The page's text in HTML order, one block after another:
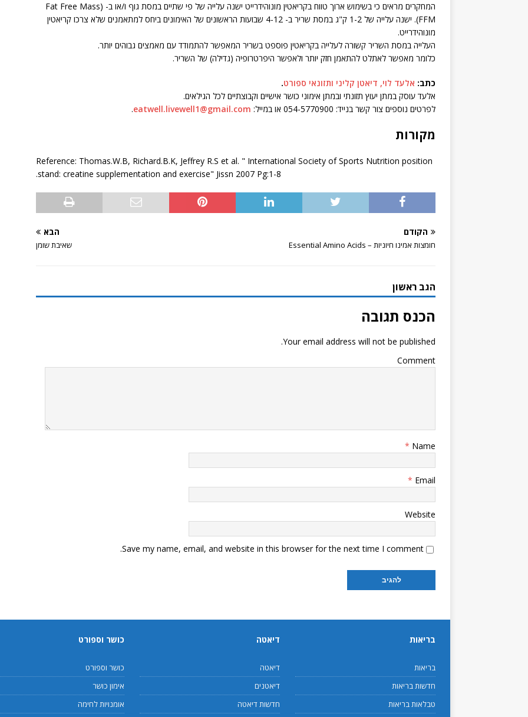
המחקרים מראים כי בשימוש ארוך טווח בקריאטין מונוהידרייט ישנה עלייה של פי שתיים במסת גוף ו/או ב- Fat Free Mass)
FFM). ישנה עלייה של 1-2 ק"ג במסת שריר ב- 4-12 שבועות הראשונים של האימונים ביחס למתאמנים שלא צרכו קריאטין
מונוהידרייט.
העלייה במסת השריר קשורה לעלייה בקריאטין פוספט בשריר המאפשר להתמודד עם מאמצים גבוהים יותר.
כלומר מאפשר לאתלט להתאמן חזק יותר ולאפשר היפרטרופיה (גדילה) של השריר.
כתב: אלעד לוי, דיאטן קליני ותזונאי ספורט.
אלעד עוסק במתן יעוץ תזונתי ובמתן אימוני כושר אישיים וקבוצתיים לכל הגילאים.
לפרטים נוספים צור קשר בנייד: 054-5770900 או במייל:
eatwell.livewell1@gmail.com
.
מקורות
Reference: Thomas.W.B, Richard.B.K, Jeffrey R.S et al. " International Society of Sports Nutrition position
stand: creatine supplementation and exercise" Jissn 2007 Pg:1-8.
הקודם
חומצות אמינו חיוניות – Essential Amino Acids
הבא
שאיבת שומן
הגב ראשון
הכנס תגובה
Your email address will not be published.
Comment
Name
*
Email
*
Website
Save my name, email, and website in this browser for the next time I comment.
בריאות
בריאות
חדשות בריאות
טבלאות בריאות
דיאטה
דיאטה
דיאטנים
חדשות דיאטה
כושר וספורט
כושר וספורט
אימון כושר
אומנויות לחימה